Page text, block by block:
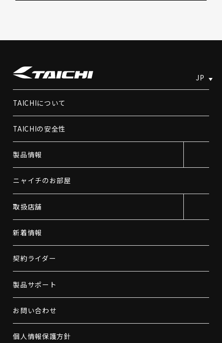
JP
TAICHIについて
TAICHIの安全性
製品情報
ニャイチのお部屋
取扱店舗
新着情報
契約ライダー
製品サポート
お問い合わせ
個人情報保護方針